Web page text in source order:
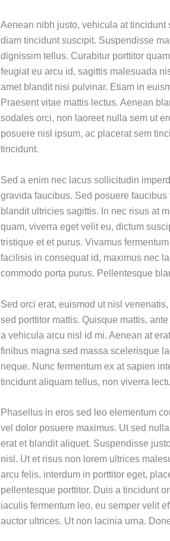
Aenean nibh justo, vehicula at
diam tincidunt suscipit. Suspendisse
dignissim tellus. Curabitur porttitor
feugiat eu arcu id, sagittis malesuada
amet blandit nisi pulvinar. Etiam in
Praesent vitae mattis lectus. Aenean
sodales orci, non laoreet nulla sem ut
posuere nisl ipsum, ac placerat sem
tincidunt.
Sed a enim nec lacus sollicitudin
gravida faucibus. Sed posuere
blandit ultricies sagittis. In nec risus at
quam, viverra eget velit eu, dictum
tristique et et purus. Vivamus
facilisis in consequat id, maximus nec
commodo porta purus. Pellentesque
Sed orci erat, euismod ut nisl
sed porttitor mattis. Quisque mattis,
a vehicula arcu nisl id mi. Aenean at
finibus magna sed massa scelerisque
neque. Nunc fermentum ex at sapien
tincidunt aliquam tellus, non viverra
Phasellus in eros sed leo elementum
vel dolor posuere maximus. Ut sed
erat et blandit aliquet. Suspendisse
nisl. Ut et risus non lorem ultrices
arcu felis, interdum in porttitor eget,
pellentesque porttitor. Duis a tincidunt
iaculis fermentum leo, eu semper velit
auctor ultrices. Ut non lacinia urna.